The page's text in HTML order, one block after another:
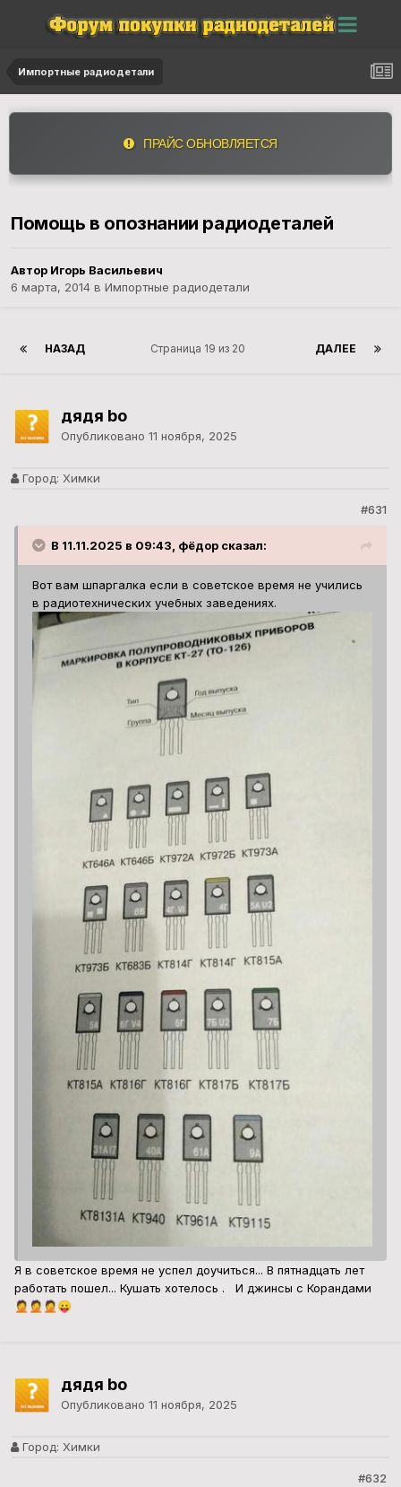
Импортные радиодетали
ПРАЙС ОБНОВЛЯЕТСЯ
Помощь в опознании радиодеталей
Автор Игорь Васильевич
6 марта, 2014 в Импортные радиодетали
НАЗАД ДАЛЕЕ
Страница 19 из 20
дядя bo
Опубликовано 11 ноября, 2025
Город: Химки
#631
В 11.11.2025 в 09:43, фёдор сказал:
Вот вам шпаргалка если в советское время не учились
в радиотехнических учебных заведениях.
Я в советское время не успел доучиться... В пятнадцать лет
работать пошел... Кушать хотелось . И джинсы с Корандами
🤦 🤦 🤦 😛
дядя bo
Опубликовано 11 ноября, 2025
Город: Химки
#632